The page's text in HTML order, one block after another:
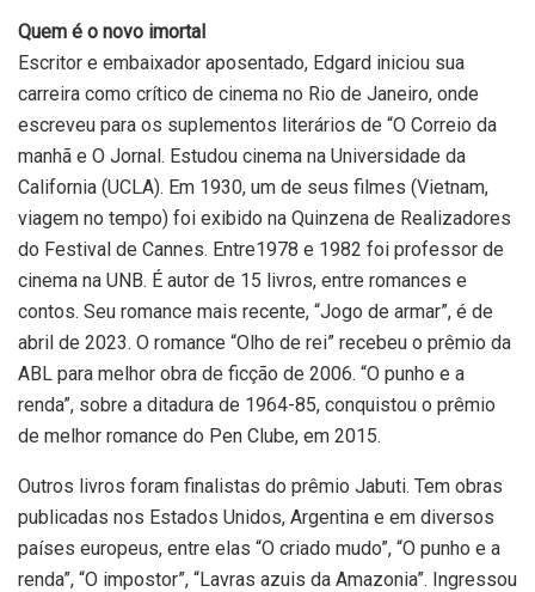
Quem é o novo imortal
Escritor e embaixador aposentado, Edgard iniciou sua
carreira como crítico de cinema no Rio de Janeiro, onde
escreveu para os suplementos literários de “O Correio da
manhã e O Jornal. Estudou cinema na Universidade da
California (UCLA). Em 1930, um de seus filmes (Vietnam,
viagem no tempo) foi exibido na Quinzena de Realizadores
do Festival de Cannes. Entre1978 e 1982 foi professor de
cinema na UNB. É autor de 15 livros, entre romances e
contos. Seu romance mais recente, “Jogo de armar”, é de
abril de 2023. O romance “Olho de rei” recebeu o prêmio da
ABL para melhor obra de ficção de 2006. “O punho e a
renda”, sobre a ditadura de 1964-85, conquistou o prêmio
de melhor romance do Pen Clube, em 2015.
Outros livros foram finalistas do prêmio Jabuti. Tem obras
publicadas nos Estados Unidos, Argentina e em diversos
países europeus, entre elas “O criado mudo”, “O punho e a
renda”, “O impostor”, “Lavras azuis da Amazonia”. Ingressou